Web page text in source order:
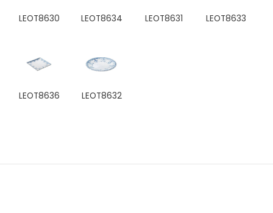
LEOT8630 LEOT8634 LEOT8631 LEOT8633
LEOT8636 LEOT8632